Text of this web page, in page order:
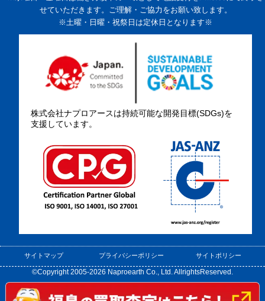
せていただきます。ご理解・ご協力をお願い致します。
※土曜・日曜・祝祭日は定休日となります※
株式会社ナプロアースは持続可能な開発目標(SDGs)を
支援しています。
サイトマップ プライバシーポリシー サイトポリシー
©Copyright 2005-2026 Naproearth Co., Ltd. AllrightsReserved.